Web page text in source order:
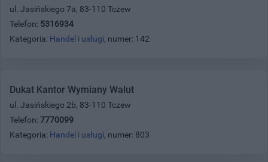
ul. Jasińskiego 7a, 83-110 Tczew
Telefon: 5316934
Kategoria: Handel i usługi, numer: 142
Dukat Kantor Wymiany Walut
ul. Jasińskiego 2b, 83-110 Tczew
Telefon: 7770099
Kategoria: Handel i usługi, numer: 803